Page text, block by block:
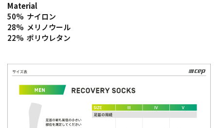
Material
50% ナイロン
28% メリノウール
22% ポリウレタン